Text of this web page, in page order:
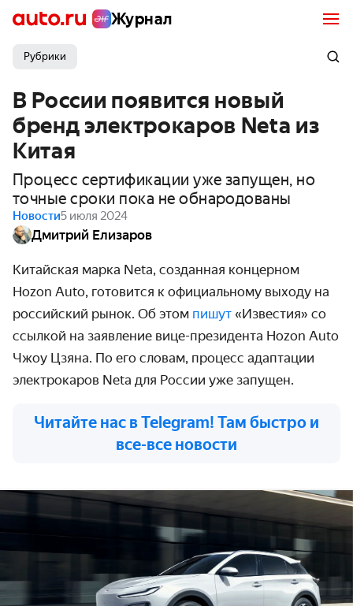
Журнал
Рубрики
В России появится новый
бренд электрокаров Neta из
Китая
Процесс сертификации уже запущен, но
точные сроки пока не обнародованы
Новости5 июля 2024
Дмитрий Елизаров
Китайская марка Neta, созданная концерном
Hozon Auto, готовится к официальному выходу на
российский рынок. Об этом пишут «Известия» со
ссылкой на заявление вице-президента Hozon Auto
Чжоу Цзяна. По его словам, процесс адаптации
электрокаров Neta для России уже запущен.
Читайте нас в Telegram! Там быстро и
все-все новости